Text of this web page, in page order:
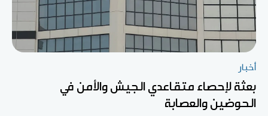
أخبار
بعثة لإحصاء متقاعدي الجيش والأمن في
الحوضين والعصابة